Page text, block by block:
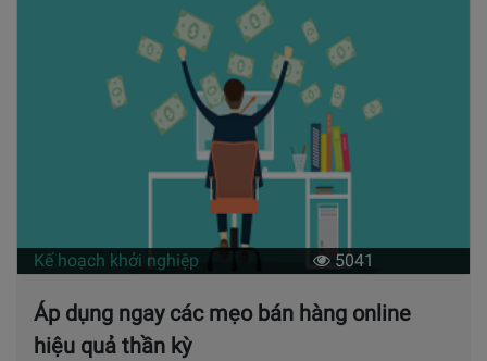
Kế hoạch khởi nghiệp 5041
Áp dụng ngay các mẹo bán hàng online
hiệu quả thần kỳ